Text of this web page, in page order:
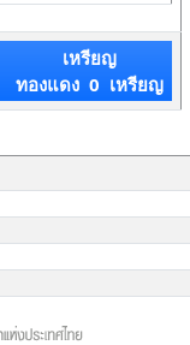
เหรียญ
ทองแดง 0 เหรียญ